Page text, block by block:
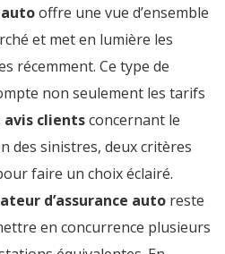
offre une vue d’ensemble
et met en lumière les
récemment. Ce type de
non seulement les tarifs
avis clientsconcernant le
des sinistres, deux critères
faire un choix éclairé.
d’assurance auto reste
en concurrence plusieurs